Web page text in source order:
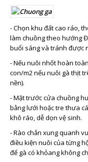
- Chọn khu đất cao ráo,
làm chuồng theo hướng
buổi sáng và tránh được
- Nếu nuôi nhốt hoàn
con/m2 nếu nuôi gà thịt
nền).
- Mặt trước cửa chuồng
bằng lưới hoặc tre thưa
khô ráo, dễ dọn vệ sinh.
- Rào chắn xung quanh
điều kiện nuôi của từng
để gà có khỏang không